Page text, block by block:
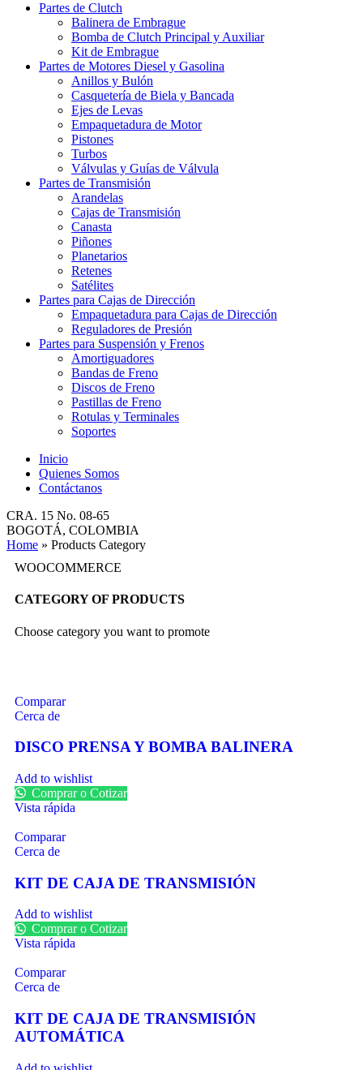
Partes de Clutch
Balinera de Embrague
Bomba de Clutch Principal y Auxiliar
Kit de Embrague
Partes de Motores Diesel y Gasolina
Anillos y Bulón
Casquetería de Biela y Bancada
Ejes de Levas
Empaquetadura de Motor
Pistones
Turbos
Válvulas y Guías de Válvula
Partes de Transmisión
Arandelas
Cajas de Transmisión
Canasta
Piñones
Planetarios
Retenes
Satélites
Partes para Cajas de Dirección
Empaquetadura para Cajas de Dirección
Reguladores de Presión
Partes para Suspensión y Frenos
Amortiguadores
Bandas de Freno
Discos de Freno
Pastillas de Freno
Rotulas y Terminales
Soportes
Inicio
Quienes Somos
Contáctanos
CRA. 15 No. 08-65
BOGOTÁ, COLOMBIA
Home » Products Category
WOOCOMMERCE
CATEGORY OF PRODUCTS
Choose category you want to promote
Comparar
Cerca de
DISCO PRENSA Y BOMBA BALINERA
Add to wishlist
Comprar o Cotizar
Vista rápida
Comparar
Cerca de
KIT DE CAJA DE TRANSMISIÓN
Add to wishlist
Comprar o Cotizar
Vista rápida
Comparar
Cerca de
KIT DE CAJA DE TRANSMISIÓN
AUTOMÁTICA